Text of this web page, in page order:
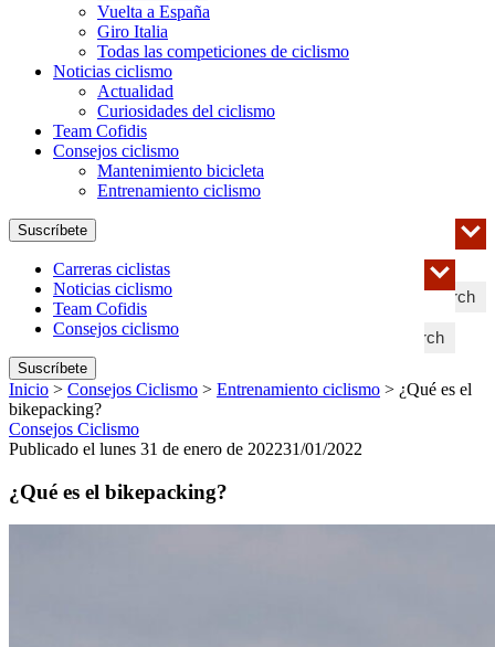
Vuelta a España
Giro Italia
Todas las competiciones de ciclismo
Noticias ciclismo
Actualidad
Curiosidades del ciclismo
Team Cofidis
Consejos ciclismo
Mantenimiento bicicleta
Entrenamiento ciclismo
Search
Suscríbete
Search
Carreras ciclistas
Noticias ciclismo
Team Cofidis
Consejos ciclismo
Suscríbete
Inicio > Consejos Ciclismo > Entrenamiento ciclismo > ¿Qué es el
bikepacking?
Consejos Ciclismo
Publicado el lunes 31 de enero de 202231/01/2022
¿Qué es el bikepacking?